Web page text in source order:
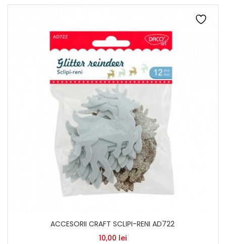
ACCESORII CRAFT SCLIPI-RENI AD722
10,00 lei